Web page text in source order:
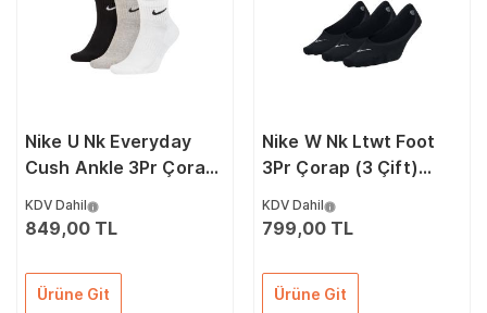
Nike U Nk Everyday
Cush Ankle 3Pr Çorap
KDV Dahil
849,00 TL
Ürüne Git
Nike W Nk Ltwt Foot
3Pr Çorap (3 Çift)
KDV Dahil
799,00 TL
Ürüne Git